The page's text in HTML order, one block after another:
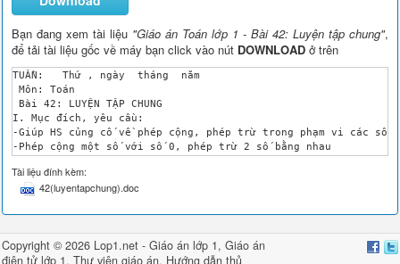
Bạn đang xem tài liệu "Giáo án Toán lớp 1 - Bài 42: Luyện tập chung",
để tải tài liệu gốc về máy bạn click vào nút DOWNLOAD ở trên
TUẦN: 	Thứ , ngày  tháng  năm
Môn: Toán
Bài 42: LUYỆN TẬP CHUNG
I. Mục đích, yêu cầu:
-Giúp HS củng cố về phép cộng, phép trừ trong phạm vi các số
-Phép cộng một số với số 0, phép trừ 2 số bằng nhau
-Viết phép tính thích hợp với tình huống trong tranh.
II. Đồ dùng dạy học:
	-Sách Toán.
III. Các hoạt động dạy và học:
Hoạt động của giáo viên
Hoạt động của học sinh
1/ Kiểm tra bài cũ:
Tài liệu đính kèm:
42(luyentapchung).doc
Copyright © 2026 Lop1.net -Giáo án lớp 1,Giáo án
điện tử lớp 1,Thư viện giáo án, Hướng dẫnthủ